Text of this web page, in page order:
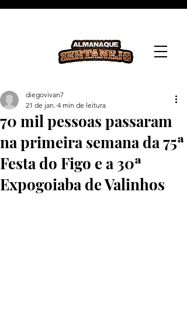
70 mil pessoas passaram
na primeira semana da 75ª
Festa do Figo e a 30ª
Expogoiaba de Valinhos
diegovivan7
21 de jan. 4 min de leitura